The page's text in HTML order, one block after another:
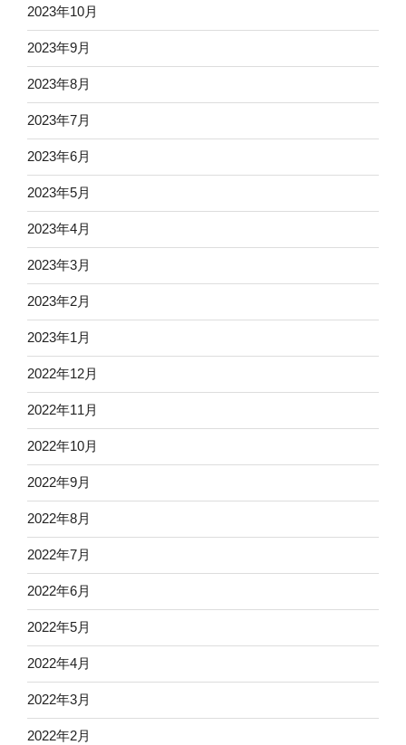
2023年10月
2023年9月
2023年8月
2023年7月
2023年6月
2023年5月
2023年4月
2023年3月
2023年2月
2023年1月
2022年12月
2022年11月
2022年10月
2022年9月
2022年8月
2022年7月
2022年6月
2022年5月
2022年4月
2022年3月
2022年2月